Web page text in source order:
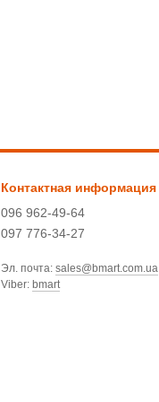
Контактная информация
096 962-49-64
097 776-34-27
Эл. почта:sales@bmart.com.ua
Viber: bmart